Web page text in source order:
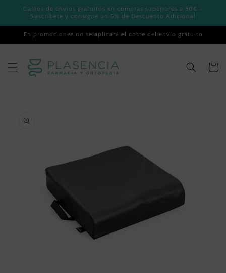
directamente
al contenido
Gastos de envíos gratuitos en compras superiores a 50€ -
Suscríbete y consigue un 5% de Descuento Adicional
En promociones no se aplicará el coste del envío gratuito
Carrito
información